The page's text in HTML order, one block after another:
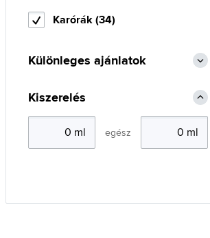
Karórák (34)
Különleges ajánlatok
Kiszerelés
egész